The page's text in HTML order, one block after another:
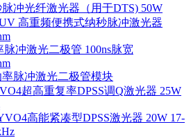
脉冲光纤激光器（用于DTS) 50W
高重频便携式纳秒脉冲激光器
脉冲激光二极管 100ns脉宽
率脉冲激光二极管模块
超高重复率DPSS调Q激光器 25W
高能紧凑型DPSS激光器 20W 17-